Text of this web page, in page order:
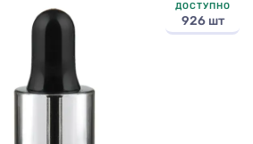
ДОСТУПНО
926 шт